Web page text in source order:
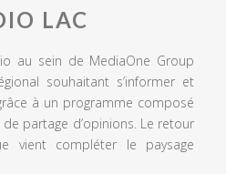
LAC
au sein de MediaOne Group
souhaitant s’informer et
à un programme composé
partage d’opinions. Le retour
vient compléter le paysage